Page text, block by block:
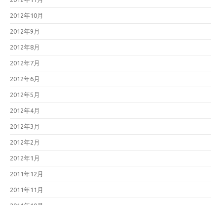
2012年10月
2012年9月
2012年8月
2012年7月
2012年6月
2012年5月
2012年4月
2012年3月
2012年2月
2012年1月
2011年12月
2011年11月